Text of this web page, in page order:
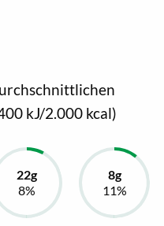
kJ/2.000 kcal)